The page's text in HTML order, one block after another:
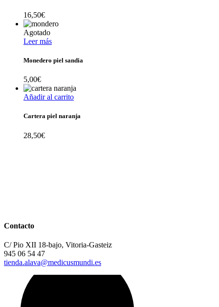
16,50€
Agotado
Leer más
Monedero piel sandia
5,00€
Añadir al carrito
Cartera piel naranja
28,50€
Contacto
C/ Pio XII 18-bajo, Vitoria-Gasteiz
945 06 54 47
tienda.alava@medicusmundi.es